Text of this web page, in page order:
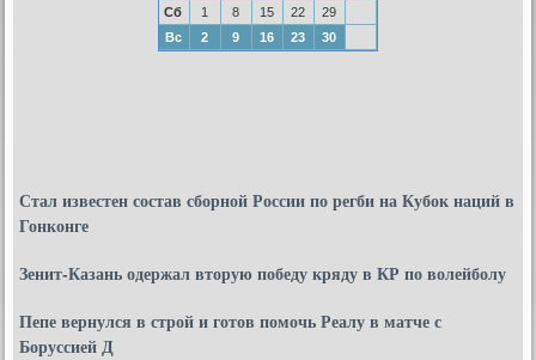
Сб
1 8 15 22
29
Вс
2 9 16 23 30
Стал известен состав сборной России по регби на Кубок наций в
Гонконге
Зенит-Казань одержал вторую победу кряду в КР по волейболу
Пепе вернулся в строй и готов помочь Реалу в матче с
Боруссией Д